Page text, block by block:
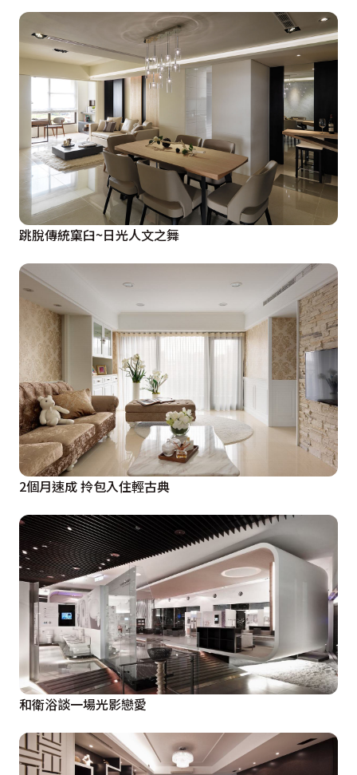
跳脫傳統窠臼~日光人文之舞
2個月速成 拎包入住輕古典
和衛浴談一場光影戀愛